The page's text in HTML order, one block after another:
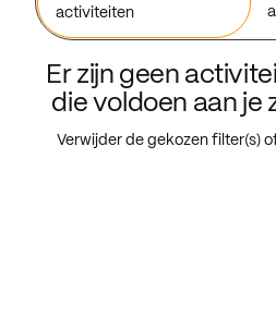
activiteiten
Er zijn geen
die voldoen aan je
Verwijder de gekozen filter(s)